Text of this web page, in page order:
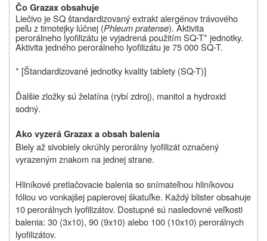
Čo Grazax obsahuje
Liečivo je SQštandardizovaný extrakt alergénov trávového
peľu z timotejky lúčnej (Phleum pratense). Aktivita
perorálneho lyofilizátu je vyjadrená použitím SQ-T* jednotky.
Aktivita jedného perorálneho lyofilizátu je 75 000 SQ-T.
* [Štandardizované jednotky kvality tablety (SQ-T)]
Ďalšie zložky sú želatína (rybí zdroj), manitol a hydroxid
sodný.
Ako vyzerá Grazax a obsah balenia
Biely až sivobiely okrúhly perorálny lyofilizát označený
vyrazeným znakom na jednej strane.
Hliníkové pretlačovacie balenia so snímateľnou hliníkovou
fóliou vo vonkajšej papierovej škatuľke. Každý blister obsahuje
10 perorálnych lyofilizátov. Dostupné sú nasledovné veľkosti
balenia: 30 (3x10), 90 (9x10) alebo 100 (10x10) perorálnych
lyofilizátov.